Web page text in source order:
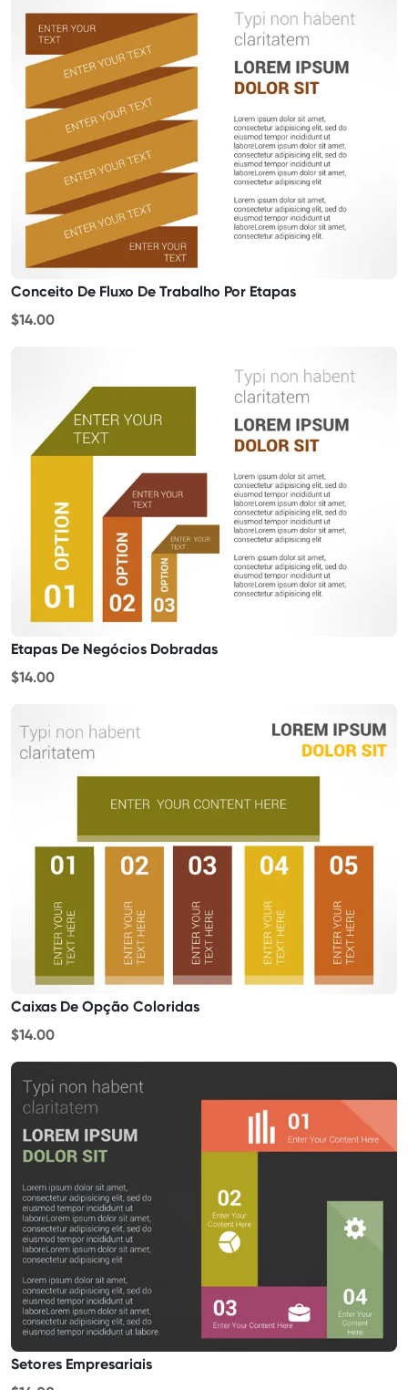
Conceito De Fluxo De Trabalho Por Etapas
$14.00
Etapas De Negócios Dobradas
$14.00
Caixas De Opção Coloridas
$14.00
Setores Empresariais